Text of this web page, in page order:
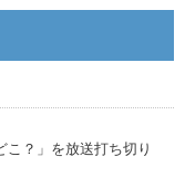
こ？」を放送打ち切り